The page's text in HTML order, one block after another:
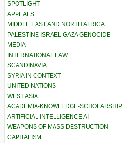
SPOTLIGHT
APPEALS
MIDDLE EAST AND NORTH AFRICA
PALESTINE ISRAEL GAZA GENOCIDE
MEDIA
INTERNATIONAL LAW
SCANDINAVIA
SYRIA IN CONTEXT
UNITED NATIONS
WEST ASIA
ACADEMIA-KNOWLEDGE-SCHOLARSHIP
ARTIFICIAL INTELLIGENCE AI
WEAPONS OF MASS DESTRUCTION
CAPITALISM